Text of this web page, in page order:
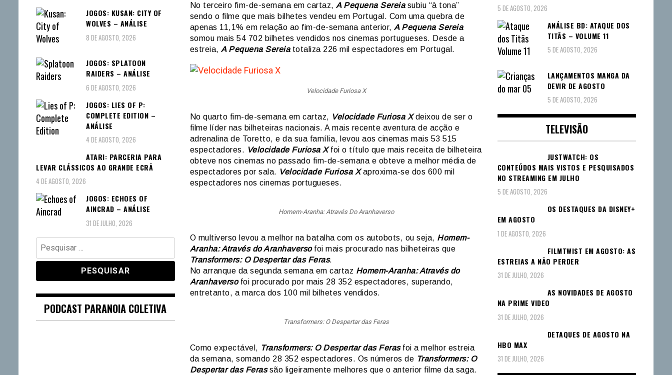
No terceiro fim-de-semana em cartaz, A Pequena Sereiasubiu “à tona”
sendo o filme que mais bilhetes vendeu em Portugal. Com uma quebra de
apenas 11,1% em relação ao fim-de-semana anterior, A Pequena Sereia
somou mais 54 702 bilhetes vendidos nos cinemas portugueses. Desde a
estreia, A Pequena Sereiatotaliza 226 mil espectadores em Portugal.
Velocidade Furiosa X
No quarto fim-de-semana em cartaz, Velocidade Furiosa Xdeixou de ser o
filme líder nas bilheteiras nacionais. A mais recente aventura de acção e
adrenalina de Toretto, e da sua família, levou aos cinemas mais 53 515
espectadores. Velocidade Furiosa Xfoi o título que mais receita de bilheteira
obteve nos cinemas no passado fim-de-semana e obteve a melhor média de
espectadores por sala. Velocidade Furiosa Xaproxima-se dos 600 mil
espectadores nos cinemas portugueses.
Homem-Aranha: Através Do Aranhaverso
O multiverso levou a melhor na batalha com os autobots, ou seja, Homem-
Aranha: Através do Aranhaversofoi mais procurado nas bilheteiras que
Transformers: O Despertar das Feras.
No arranque da segunda semana em cartaz Homem-Aranha: Através do
Aranhaversofoi procurado por mais 28 352 espectadores, superando,
entretanto, a marca dos 100 mil bilhetes vendidos.
Transformers: O Despertar das Feras
Como expectável, Transformers: O Despertar das Ferasfoi a melhor estreia
da semana, somando 28 352 espectadores. Os números de Transformers: O
Despertar das Ferassão ligeiramente melhores que o anterior filme da saga.
JOGOS: KUSAN: CITY OF
WOLVES – ANÁLISE
8 DE AGOSTO, 2026
JOGOS: SPLATOON
RAIDERS – ANÁLISE
6 DE AGOSTO, 2026
JOGOS: LIES OF P:
COMPLETE EDITION –
ANÁLISE
4 DE AGOSTO, 2026
ATARI: PARCERIA PARA
LEVAR CLÁSSICOS AO GRANDE ECRÃ
4 DE AGOSTO, 2026
JOGOS: ECHOES OF
AINCRAD – ANÁLISE
31 DE JULHO, 2026
Pesquisar
por:
PODCAST PARANOIA COLETIVA
5 DE AGOSTO, 2026
ANÁLISE BD: ATAQUE DOS
TITÃS – VOLUME 11
5 DE AGOSTO, 2026
LANÇAMENTOS MANGA DA
DEVIR DE AGOSTO
5 DE AGOSTO, 2026
TELEVISÃO
JUSTWATCH: OS
CONTEÚDOS MAIS VISTOS E PESQUISADOS
NO STREAMING EM JULHO
5 DE AGOSTO, 2026
OS DESTAQUES DA DISNEY+
EM AGOSTO
1 DE AGOSTO, 2026
FILMTWIST EM AGOSTO: AS
ESTREIAS A NÃO PERDER
31 DE JULHO, 2026
AS NOVIDADES DE AGOSTO
NA PRIME VIDEO
31 DE JULHO, 2026
DETAQUES DE AGOSTO NA
HBO MAX
31 DE JULHO, 2026